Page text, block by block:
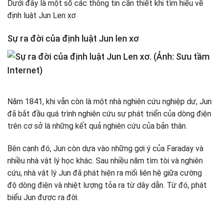
Dưới đây là một số các thông tin cần thiết khi tìm hiểu về
định luật Jun Len xơ
Sự ra đời của định luật Jun len xơ
Năm 1841, khi vẫn còn là một nhà nghiên cứu nghiệp dư, Jun
đã bắt đầu quá trình nghiên cứu sự phát triển của dòng điện
trên cơ sở là những kết quả nghiên cứu của bản thân.
Bên cạnh đó, Jun còn dựa vào những gợi ý của Faraday và
nhiều nhà vật lý học khác. Sau nhiều năm tìm tòi và nghiên
cứu, nhà vật lý Jun đã phát hiện ra mối liên hệ giữa cường
độ dòng điện và nhiệt lượng tỏa ra từ dây dẫn. Từ đó, phát
biểu Jun được ra đời.